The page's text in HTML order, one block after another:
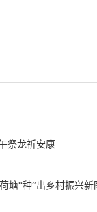
祭龙祈安康
塘“种”出乡村振兴新